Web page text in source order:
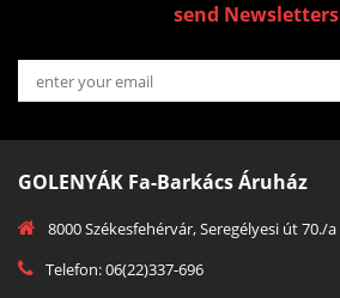
send Newsletters
GOLENYÁK Fa-Barkács Áruház
8000 Székesfehérvár, Seregélyesi út 70./a
Telefon: 06(22)337-696